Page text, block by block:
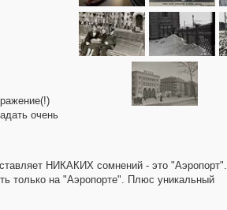
очень
НИКАКИХ сомнений - это "Аэропорт".
только на "Аэропорте". Плюс уникальный